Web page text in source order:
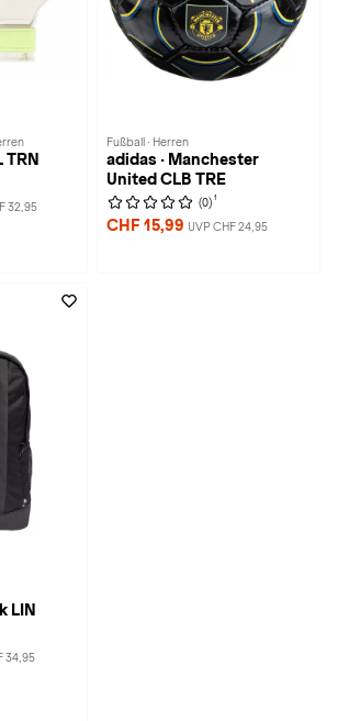
TRN
32,95
Fußball · Herren
adidas · Manchester
United CLB TRE
(0) 1
CHF 15,99 UVP CHF 24,95
LIN
34,95